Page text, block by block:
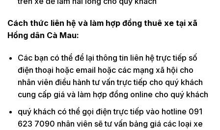
Cách thức liên hệ và làm hợp đồng thuê xe tại xã
Hồng dân Cà Mau:
Các bạn có thể để lại thông tin liên hệ trực tiếp số
điện thoại hoặc email hoặc các mạng xã hội cho
nhân viên điều hành tư vấn trực tiếp cho quý khách
cung cấp giá và làm hợp đồng online cho quý khách
quý khách có thể gọi điện trực tiếp vào hotline 091
623 7090 nhân viên sẽ tư vấn bảng giá các loại xe